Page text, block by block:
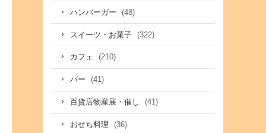
ハンバーガー (48)
スイーツ・お菓子 (322)
カフェ (210)
バー (41)
百貨店物産展・催し (41)
おせち料理 (36)